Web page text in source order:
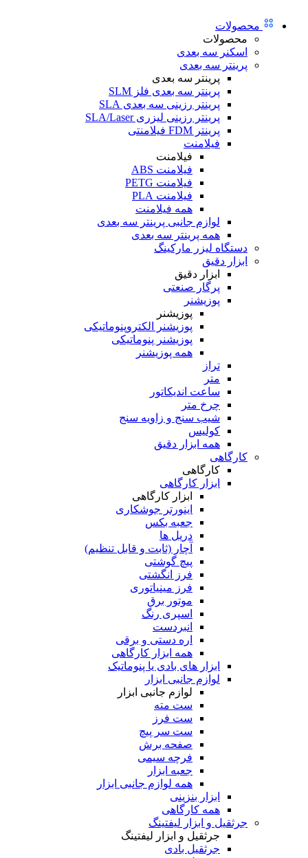
محصولات
محصولات
اسکنر سه بعدی
پرینتر سه بعدی
پرینتر سه بعدی
پرینتر سه بعدی فلز SLM
پرینتر رزینی سه بعدی SLA
پرینتر رزینی لیزری SLA/Laser
پرینتر FDM فیلامنتی
فیلامنت
فیلامنت
فیلامنت ABS
فیلامنت PETG
فیلامنت PLA
همه فیلامنت
لوازم جانبی پرینتر سه بعدی
همه پرینتر سه بعدی
دستگاه لیزر مارکینگ
ابزار دقیق
ابزار دقیق
پرگار صنعتی
پوزیشنر
پوزیشنر
پوزیشنر الکتروپنوماتیکی
پوزیشنر پنوماتیکی
همه پوزیشنر
تراز
متر
ساعت اندیکاتور
چرخ متر
شیب سنج و زاویه سنج
کولیس
همه ابزار دقیق
کارگاهی
کارگاهی
ابزار کارگاهی
ابزار کارگاهی
اینورتر جوشکاری
جعبه بکس
دریل ها
آچار (ثابت و قابل تنظیم)
پیچ گوشتی
فرز انگشتی
فرز مینیاتوری
موتور برق
اسپری رنگ
انبردست
اره دستی و برقی
همه ابزار کارگاهی
ابزار های بادی یا پنوماتیک
لوازم جانبی ابزار
لوازم جانبی ابزار
ست مته
ست فرز
ست سر پیچ
صفحه برش
فرچه سیمی
جعبه ابزار
همه لوازم جانبی ابزار
ابزار بنزینی
همه کارگاهی
جرثقیل و ابزار لیفتینگ
جرثقیل و ابزار لیفتینگ
جرثقیل بادی